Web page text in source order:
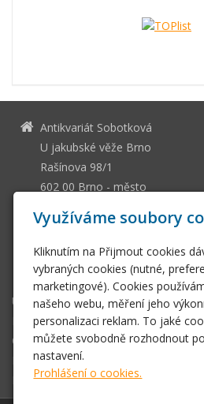
Antikvariát Sobotková
U jakubské věže Brno
Rašínova 98/1
602 00 Brno - město
CZ505112128
ssobotkova@gmail.com
+420 542 212 393
Úvodní stránka
E-shop
Obchodní podmínky
Fotogalerie
Kontakt
Využíváme soubory
Kliknutím na Přijmout cookies
vybraných cookies (nutné,
marketingové). Cookies
našeho webu, měření jeho
personalizaci reklam. To jaké
můžete svobodně rozhodnout
nastavení.
Prohlášení o cookies.